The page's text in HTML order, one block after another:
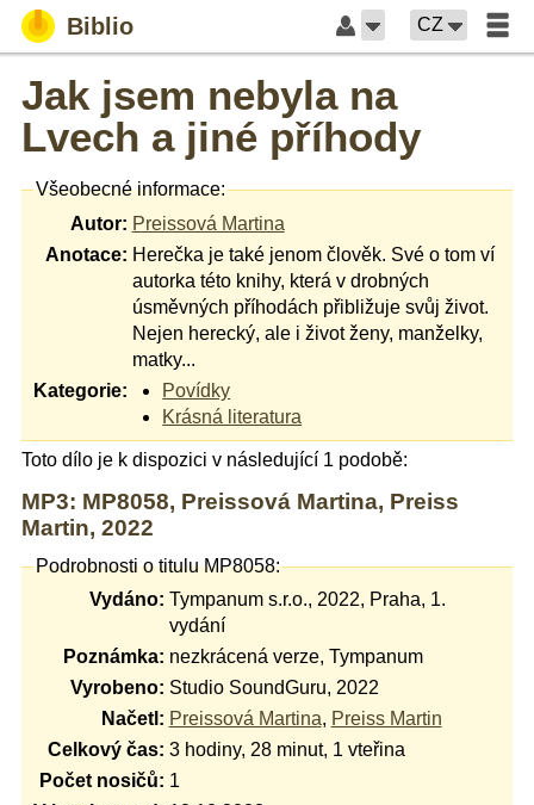
Biblio CZ
Jak jsem nebyla na
Lvech a jiné příhody
Všeobecné informace:
Autor: Preissová Martina
Anotace: Herečka je také jenom člověk. Své o tom ví
autorka této knihy, která v drobných
úsměvných příhodách přibližuje svůj život.
Nejen herecký, ale i život ženy, manželky,
matky...
Kategorie:
Povídky
Krásná literatura
Toto dílo je k dispozici v následující 1 podobě:
MP3: MP8058, Preissová Martina, Preiss
Martin, 2022
Podrobnosti o titulu MP8058:
Vydáno: Tympanum s.r.o., 2022, Praha, 1.
vydání
Poznámka: nezkrácená verze, Tympanum
Vyrobeno: Studio SoundGuru, 2022
Načetl: Preissová Martina, Preiss Martin
Celkový čas: 3 hodiny, 28 minut, 1 vteřina
Počet nosičů: 1